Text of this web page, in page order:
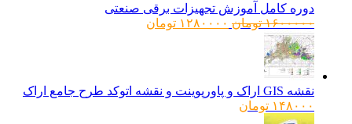
دوره کامل آموزش تجهیزات برقی صنعتی
۱۶۰۰۰۰۰ تومانقیمت
۱۲۸۰۰۰۰ تومانقیمت
نقشه GIS اراک و پاورپوینت و نقشه اتوکد طرح جامع اراک
۱۴۸۰۰۰ تومان